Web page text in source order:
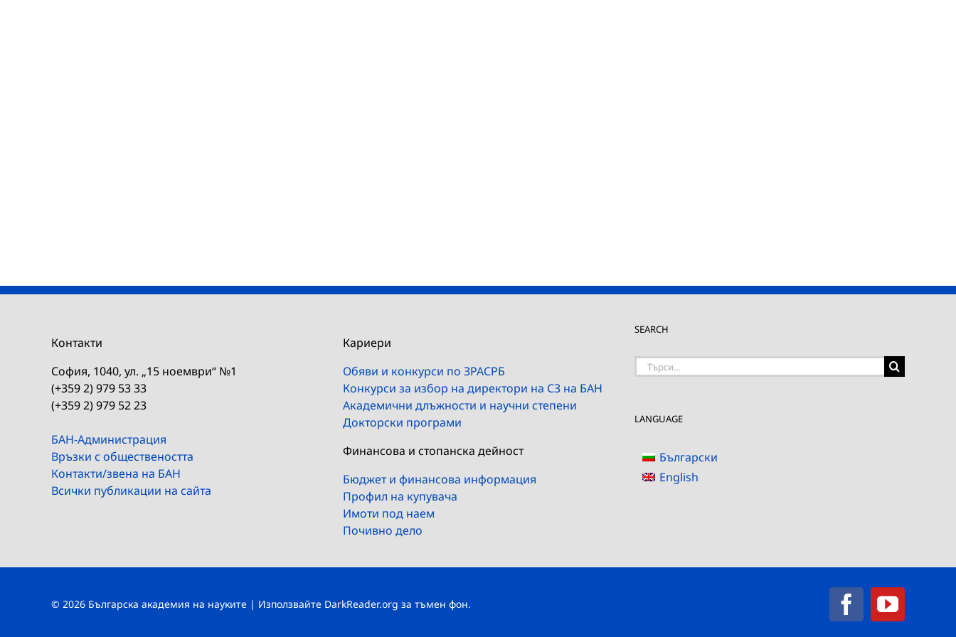
Контакти
София, 1040, ул. „15 ноември“ №1
(+359 2) 979 53 33
(+359 2) 979 52 23
БАН-Администрация
Връзки с обществеността
Контакти/звена на БАН
Всички публикации на сайта
Кариери
Обяви и конкурси по ЗРАСРБ
Конкурси за избор на директори на СЗ на БАН
Академични длъжности и научни степени
Докторски програми
Финансова и стопанска дейност
Бюджет и финансова информация
Профил на купувача
Имоти под наем
Почивно дело
SEARCH
Търсене
LANGUAGE
Български
English
© 2026 Българска академия на науките | Използвайте DarkReader.org за тъмен фон. Facebook